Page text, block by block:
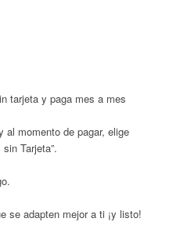
tarjeta y paga mes a mes
al momento de pagar, elige
Tarjeta”.
se adapten mejor a ti ¡y listo!